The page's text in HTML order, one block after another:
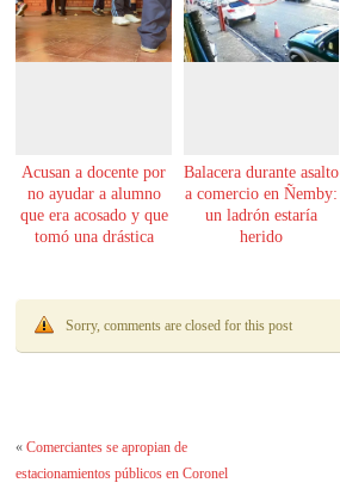
Acusan a docente por
no ayudar a alumno
que era acosado y que
tomó una drástica
Balacera durante asalto
a comercio en Ñemby:
un ladrón estaría
herido
Sorry, comments are closed for this post
«Comerciantes se apropian de
estacionamientos públicos en Coronel